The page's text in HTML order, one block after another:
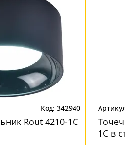
342940
Rout 4210-1C
1C в